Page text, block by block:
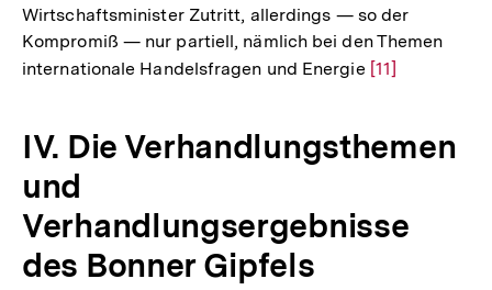
Wirtschaftsminister Zutritt, allerdings — so der
Kompromiß — nur partiell, nämlich bei den Themen
internationale Handelsfragen und Energie Zur
Fußnote
[11]
IV. Die Verhandlungsthemen
und
Verhandlungsergebnisse
des Bonner Gipfels